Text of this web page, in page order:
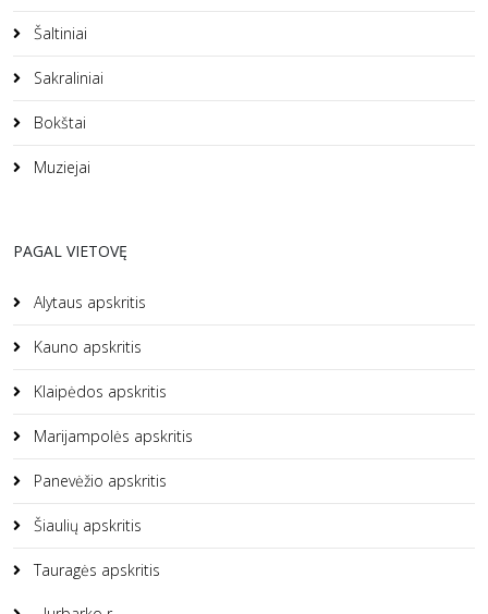
Šaltiniai
Sakraliniai
Bokštai
Muziejai
PAGAL VIETOVĘ
Alytaus apskritis
Kauno apskritis
Klaipėdos apskritis
Marijampolės apskritis
Panevėžio apskritis
Šiaulių apskritis
Tauragės apskritis